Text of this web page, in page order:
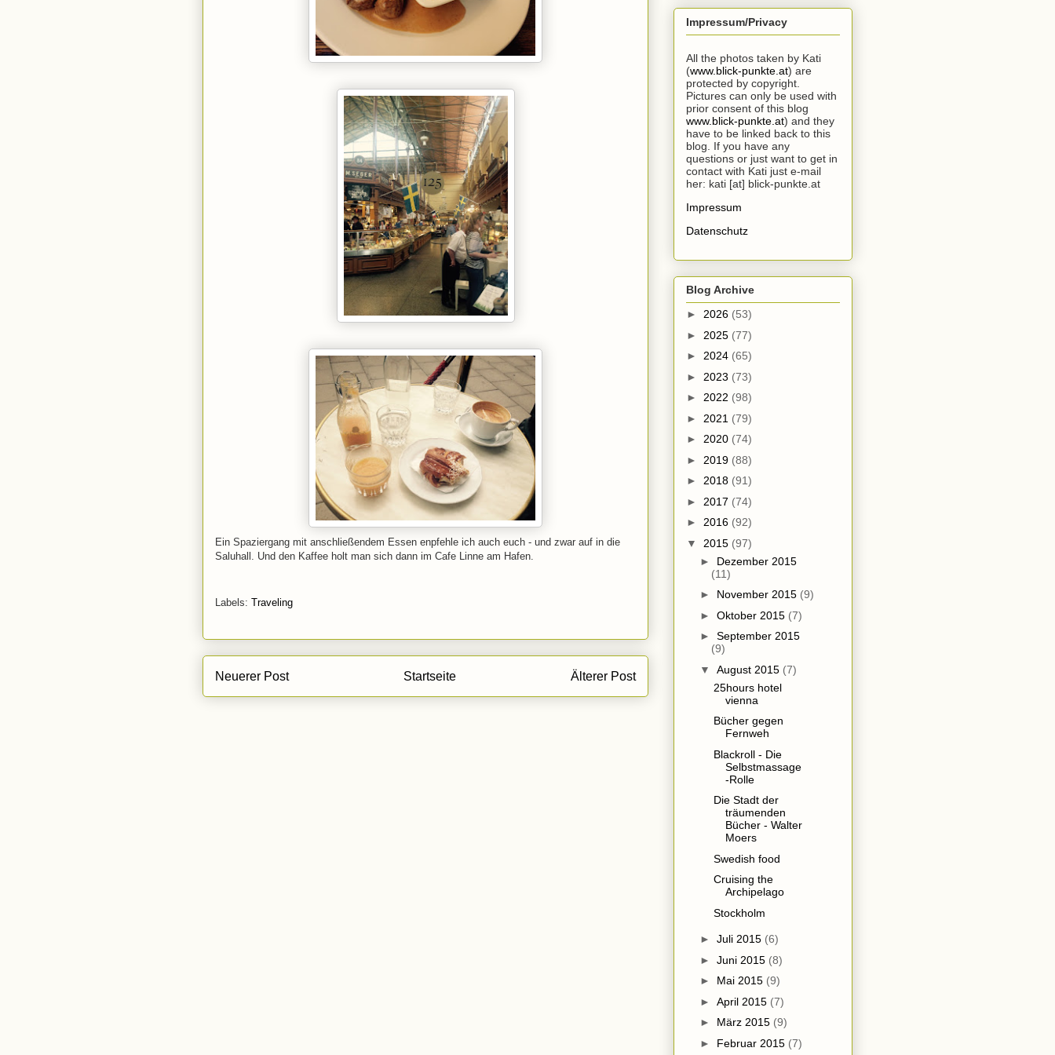
Ein Spaziergang mit anschließendem Essen enpfehle ich auch euch - und zwar auf in die
Saluhall. Und den Kaffee holt man sich dann im Cafe Linne am Hafen.
Labels: Traveling
Neuerer Post Älterer Post
Startseite
Impressum/Privacy
All the photos taken by Kati
(www.blick-punkte.at) are
protected by copyright.
Pictures can only be used with
prior consent of this blog
www.blick-punkte.at) and they
have to be linked back to this
blog. If you have any
questions or just want to get in
contact with Kati just e-mail
her: kati [at] blick-punkte.at
Impressum
Datenschutz
Blog Archive
► 2026 (53)
► 2025 (77)
► 2024 (65)
► 2023 (73)
► 2022 (98)
► 2021 (79)
► 2020 (74)
► 2019 (88)
► 2018 (91)
► 2017 (74)
► 2016 (92)
▼ 2015 (97)
► Dezember 2015
(11)
► November 2015 (9)
► Oktober 2015 (7)
► September 2015
(9)
▼ August 2015 (7)
25hours hotel
vienna
Bücher gegen
Fernweh
Blackroll - Die
Selbstmassage
-Rolle
Die Stadt der
träumenden
Bücher - Walter
Moers
Swedish food
Cruising the
Archipelago
Stockholm
► Juli 2015 (6)
► Juni 2015 (8)
► Mai 2015 (9)
► April 2015 (7)
► März 2015 (9)
► Februar 2015 (7)